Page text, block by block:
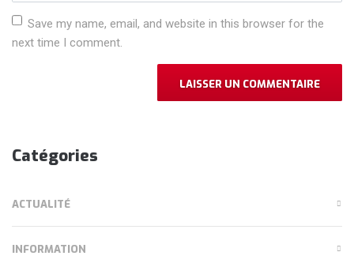
Save my name, email, and website in this browser for the
next time I comment.
Catégories
ACTUALITÉ
INFORMATION